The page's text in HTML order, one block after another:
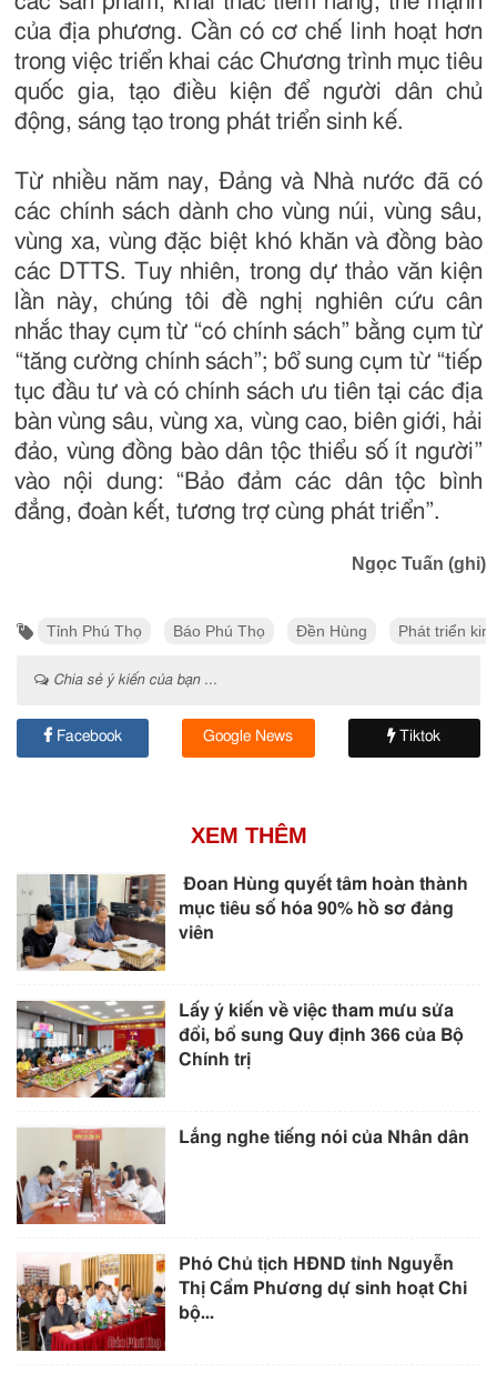
của địa phương. Cần có cơ chế linh hoạt hơn
trong việc triển khai các Chương trình mục tiêu
quốc gia, tạo điều kiện để người dân chủ
động, sáng tạo trong phát triển sinh kế.
Từ nhiều năm nay, Đảng và Nhà nước đã có
các chính sách dành cho vùng núi, vùng sâu,
vùng xa, vùng đặc biệt khó khăn và đồng bào
các DTTS. Tuy nhiên, trong dự thảo văn kiện
lần này, chúng tôi đề nghị nghiên cứu cân
nhắc thay cụm từ “có chính sách” bằng cụm từ
“tăng cường chính sách”; bổ sung cụm từ “tiếp
tục đầu tư và có chính sách ưu tiên tại các địa
bàn vùng sâu, vùng xa, vùng cao, biên giới, hải
đảo, vùng đồng bào dân tộc thiểu số ít người”
vào nội dung: “Bảo đảm các dân tộc bình
đẳng, đoàn kết, tương trợ cùng phát triển”.
Ngọc Tuấn (ghi)
Tỉnh Phú Thọ Báo Phú Thọ Đền Hùng Phát triển
Chia sẻ ý kiến của bạn ...
Facebook Google News Tiktok
XEM THÊM
Đoan Hùng quyết tâm hoàn thành
mục tiêu số hóa 90% hồ sơ đảng
viên
Lấy ý kiến về việc tham mưu sửa
đổi, bổ sung Quy định 366 của Bộ
Chính trị
Lắng nghe tiếng nói của Nhân dân
Phó Chủ tịch HĐND tỉnh Nguyễn
Thị Cẩm Phương dự sinh hoạt Chi
bộ...